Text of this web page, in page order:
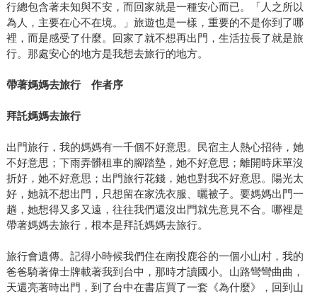
行總包含著未知與不安，而回家就是一種安心而已。「人之所以
為人，主要在心不在境。」旅遊也是一樣，重要的不是你到了哪
裡，而是感受了什麼。回家了就不想再出門，生活拉長了就是旅
行。那處安心的地方是我想去旅行的地方。
帶著媽媽去旅行 作者序
拜託媽媽去旅行
出門旅行，我的媽媽有一千個不好意思。民宿主人熱心招待，她
不好意思；下雨弄髒租車的腳踏墊，她不好意思；離開時床單沒
折好，她不好意思；出門旅行花錢，她也對我不好意思。陽光太
好，她就不想出門，只想留在家洗衣服、曬被子。要媽媽出門一
趟，她想得又多又遠，往往我們還沒出門就先意見不合。哪裡是
帶著媽媽去旅行，根本是拜託媽媽去旅行。
旅行會遺傳。記得小時候我們住在南投鹿谷的一個小山村，我的
爸爸騎著偉士牌載著我到台中，那時才讀國小。山路彎彎曲曲，
天還亮著時出門，到了台中在書店買了一套《為什麼》，回到山